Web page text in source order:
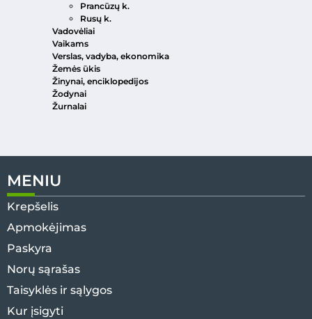
Prancūzų k.
Rusų k.
Vadovėliai
Vaikams
Verslas, vadyba, ekonomika
Žemės ūkis
Žinynai, enciklopedijos
Žodynai
Žurnalai
MENIU
Krepšelis
Apmokėjimas
Paskyra
Norų sąrašas
Taisyklės ir sąlygos
Kur įsigyti